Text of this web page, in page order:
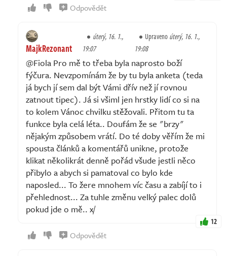
Odpovědět
MajkRezonant
úterý, 16. 1.,
19:07
Upravenoúterý, 16. 1.,
19:08
@Fiola Pro mě to třeba byla naprosto boží
fýčura. Nevzpomínám že by tu byla anketa (teda
já bych jí sem dal být Vámi dřív než jí rovnou
zatnout tipec). Já si všiml jen hrstky lidí co si na
to kolem Vánoc chvilku stěžovali. Přitom tu ta
funkce byla celá léta.. Doufám že se "brzy"
nějakým způsobem vrátí. Do té doby věřím že mi
spousta článků a komentářů unikne, protože
klikat několikrát denně pořád všude jestli něco
přibylo a abych si pamatoval co bylo kde
naposled... To žere mnohem víc času a zabíjí to i
přehlednost... Za tuhle změnu velký palec dolů
pokud jde o mě.. x/
12
Odpovědět